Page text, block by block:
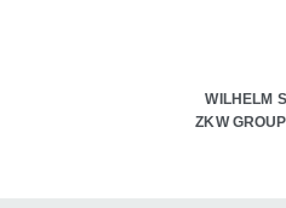
WILHELM
ZKW